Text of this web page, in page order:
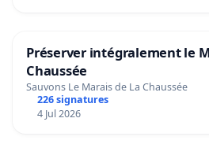
Préserver intégralement le
Chaussée
Sauvons Le Marais de La Chaussée
226 signatures
4 Jul 2026